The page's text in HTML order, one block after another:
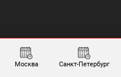
Москва Санкт-Петербург